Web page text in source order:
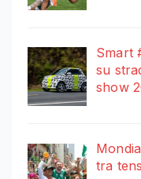
Smart
su
show
tra